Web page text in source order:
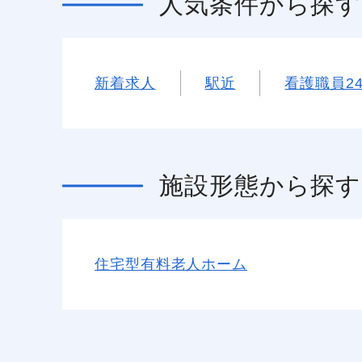
新着求人 駅近 看護職員
施設形態から探す
住宅型有料老人ホーム